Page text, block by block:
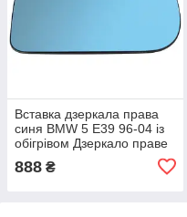
Вставка дзеркала права
синя BMW 5 E39 96-04 із
обігрівом Дзеркало праве
888 ₴